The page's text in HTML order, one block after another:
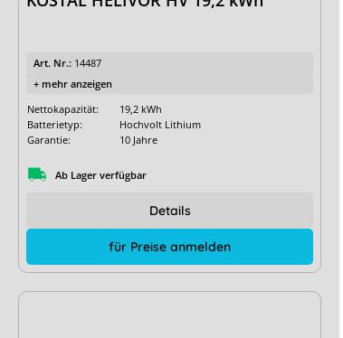
Art. Nr.: 14487
+ mehr anzeigen
Nettokapazität:
19,2 kWh
Batterietyp:
Hochvolt Lithium
Garantie:
10 Jahre
Ab Lager verfügbar
für Preise anmelden
Details